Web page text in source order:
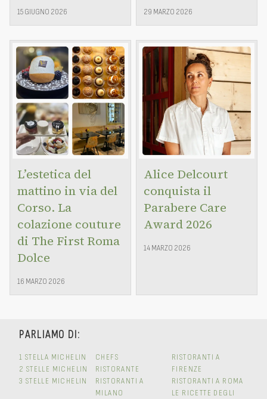
15 GIUGNO 2026 29 MARZO 2026
L’estetica del
mattino in via del
Corso. La
colazione couture
di The First Roma
Dolce
16 MARZO 2026
Alice Delcourt
conquista il
Parabere Care
Award 2026
14 MARZO 2026
PARLIAMO DI:
1 STELLA MICHELIN
2 STELLE MICHELIN
3 STELLE MICHELIN
CHEFS
RISTORANTE
RISTORANTI A
MILANO
RISTORANTI A
FIRENZE
RISTORANTI A ROMA
LE RICETTE DEGLI